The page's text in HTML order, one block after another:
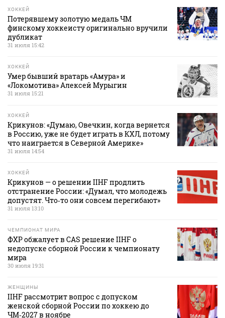
ХОККЕЙ
Потерявшему золотую медаль ЧМ
финскому хоккеисту оригинально вручили
дубликат
31 июля 15:42
ХОККЕЙ
Умер бывший вратарь «Амура» и
«Локомотива» Алексей Мурыгин
31 июля 15:21
ХОККЕЙ
Крикунов: «Думаю, Овечкин, когда вернется
в Россию, уже не будет играть в КХЛ, потому
что наиграется в Северной Америке»
31 июля 14:54
ХОККЕЙ
Крикунов — о решении IIHF продлить
отстранение России: «Думал, что молодежь
допустят. Что‑то они совсем перегибают»
31 июля 13:10
ЧЕМПИОНАТ МИРА
ФХР обжалует в CAS решение IIHF о
недопуске сборной России к чемпионату
мира
30 июля 19:31
ЖЕНЩИНЫ
IIHF рассмотрит вопрос с допуском
женской сборной России по хоккею до
ЧМ‑2027 в ноябре